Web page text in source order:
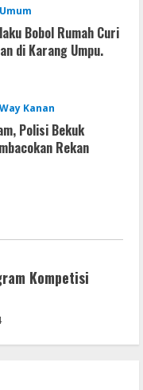
Kebakaran di
Ibu Yuli
Umum
Bobol Rumah Curi
di Karang Umpu.
Way Kanan
Polisi Bekuk
Rekan
Kompetisi